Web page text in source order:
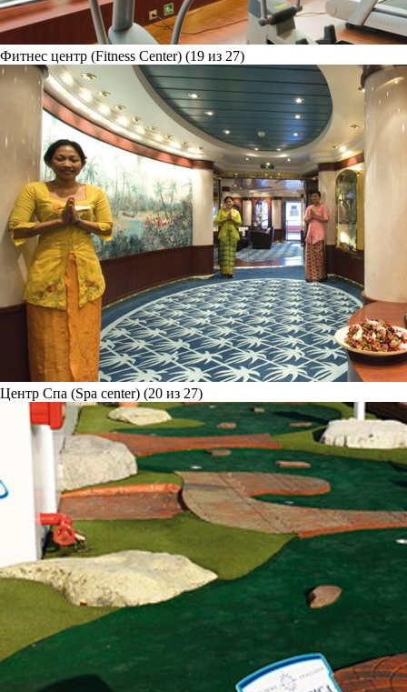
Фитнес центр (Fitness Center) (19 из 27)
Центр Спа (Spa center) (20 из 27)